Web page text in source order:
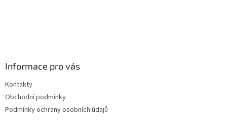
Informace pro vás
Kontakty
Obchodní podmínky
Podmínky ochrany osobních údajů